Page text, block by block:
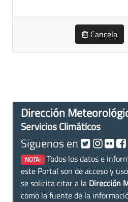
Cancela
Dirección
Servicios Climáticos
Siguenos en
NOTA: Todos los datos e
este Portal son de acceso y
se solicita citar a la Dirección
como la fuente de la